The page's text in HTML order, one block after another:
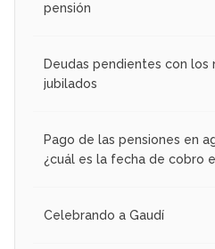
pensión
Deudas pendientes con los
jubilados
Pago de las pensiones en
¿cuál es la fecha de cobro
Celebrando a Gaudí